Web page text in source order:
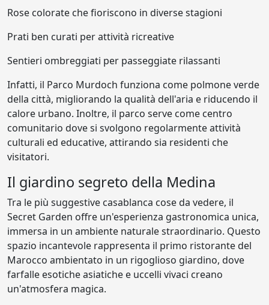
Rose colorate che fioriscono in diverse stagioni
Prati ben curati per attività ricreative
Sentieri ombreggiati per passeggiate rilassanti
Infatti, il Parco Murdoch funziona come polmone verde
della città, migliorando la qualità dell'aria e riducendo il
calore urbano. Inoltre, il parco serve come centro
comunitario dove si svolgono regolarmente attività
culturali ed educative, attirando sia residenti che
visitatori.
Il giardino segreto della Medina
Tra le più suggestive casablanca cose da vedere, il
Secret Garden offre un'esperienza gastronomica unica,
immersa in un ambiente naturale straordinario. Questo
spazio incantevole rappresenta il primo ristorante del
Marocco ambientato in un rigoglioso giardino, dove
farfalle esotiche asiatiche e uccelli vivaci creano
un'atmosfera magica.